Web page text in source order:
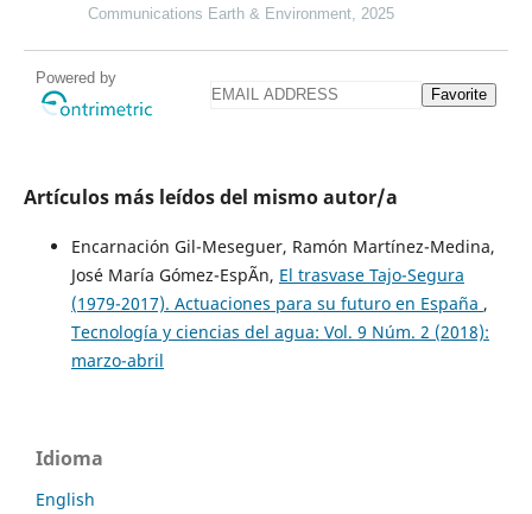
change
Communications Earth & Environment, 2025
Powered by
Favorite
Artículos más leídos del mismo autor/a
Encarnación Gil-Meseguer, Ramón Martínez-Medina,
José María Gómez-EspÃ­n, El trasvase Tajo-Segura
(1979-2017). Actuaciones para su futuro en España ,
Tecnología y ciencias del agua: Vol. 9 Núm. 2 (2018):
marzo-abril
Idioma
English